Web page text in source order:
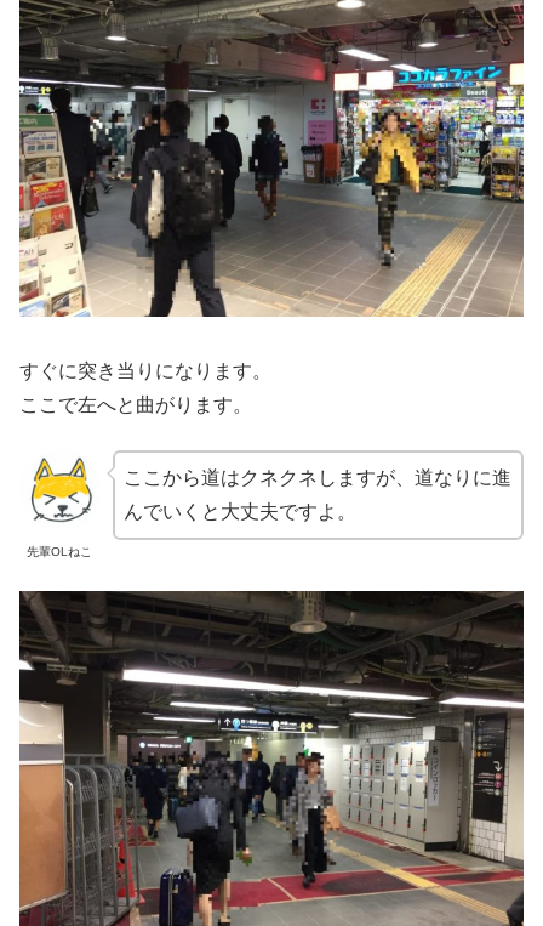
すぐに突き当りになります。
ここで左へと曲がります。
先輩OLねこ
ここから道はクネクネしますが、道なりに進
んでいくと大丈夫ですよ。